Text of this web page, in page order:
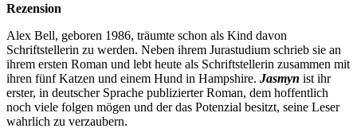
Rezension
Alex Bell, geboren 1986, träumte schon als Kind davon
Schriftstellerin zu werden. Neben ihrem Jurastudium schrieb sie an
ihrem ersten Roman und lebt heute als Schriftstellerin zusammen mit
ihren fünf Katzen und einem Hund in Hampshire. Jasmyn ist ihr
erster, in deutscher Sprache publizierter Roman, dem hoffentlich
noch viele folgen mögen und der das Potenzial besitzt, seine Leser
wahrlich zu verzaubern.